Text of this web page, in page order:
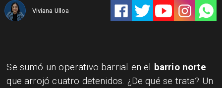
Viviana Ulloa
Se sumó un operativo barrial en el barrio norte
que arrojó cuatro detenidos. ¿De qué se trata? Un